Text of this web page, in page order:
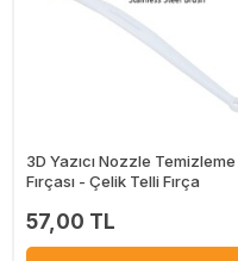
3D Yazıcı Nozzle Temizleme
Fırçası - Çelik Telli Fırça
57,00 TL